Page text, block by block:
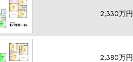
2,330万円
2,380万円